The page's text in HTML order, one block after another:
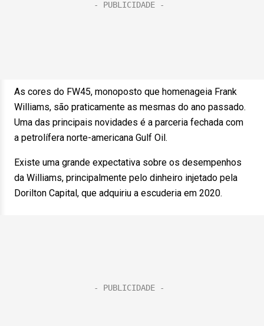
As cores do FW45, monoposto que homenageia Frank
Williams, são praticamente as mesmas do ano passado.
Uma das principais novidades é a parceria fechada com
a petrolífera norte-americana Gulf Oil.
Existe uma grande expectativa sobre os desempenhos
da Williams, principalmente pelo dinheiro injetado pela
Dorilton Capital, que adquiriu a escuderia em 2020.